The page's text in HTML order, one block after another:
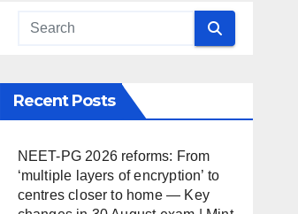
Recent Posts
NEET-PG 2026 reforms: From
‘multiple layers of encryption’ to
centres closer to home — Key